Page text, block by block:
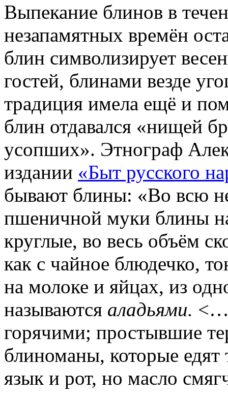
Выпекание блинов в
незапамятных времён
блин символизирует
гостей, блинами везде
традиция имела ещё и
блин отдавался «нищей
усопших». Этнограф
издании «Быт русского
бывают блины: «Во всю
пшеничной муки блины
круглые, во весь объём
как с чайное блюдечко,
на молоке и яйцах, из
называются аладьями.
горячими; простывшие
блиноманы, которые едят
язык и рот, но масло